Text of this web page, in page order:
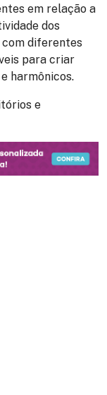
em relação a
dos
com diferentes
para criar
harmônicos.
e